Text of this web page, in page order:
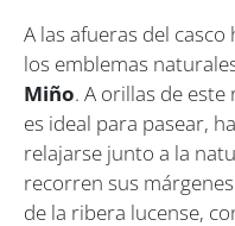
A las afueras del
los emblemas
Miño. A orillas de
es ideal para pasear,
relajarse junto a la
recorren sus
de la ribera lucense,